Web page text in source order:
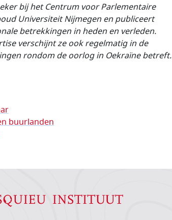
bij het Centrum voor Parlementaire
Universiteit Nijmegen en publiceert
betrekkingen in heden en verleden.
verschijnt ze ook regelmatig in de
rondom de oorlog in Oekraïne betreft.
buurlanden